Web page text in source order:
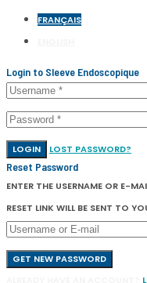
FRANÇAIS
Login to Sleeve Endoscopique
LOGIN LOST PASSWORD?
Reset Password
ENTER THE USERNAME OR E-
RESET LINK WILL BE SENT TO
GET NEW PASSWORD